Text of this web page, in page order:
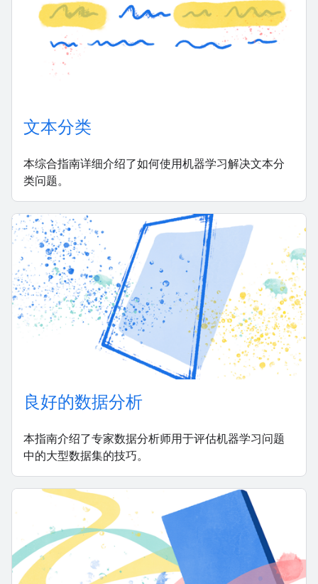
文本分类
本综合指南详细介绍了如何使用机器学习解决文本分
类问题。
良好的数据分析
本指南介绍了专家数据分析师用于评估机器学习问题
中的大型数据集的技巧。